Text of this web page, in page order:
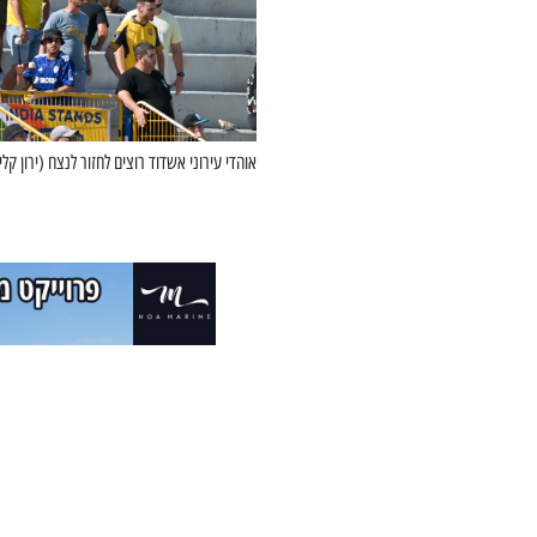
אוהדי עירוני אשדוד רוצים לחזור לנצח (ירון